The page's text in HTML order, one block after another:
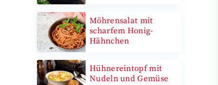
Möhrensalat mit
scharfem Honig-
Hähnchen
Hühnereintopf mit
Nudeln und Gemüse